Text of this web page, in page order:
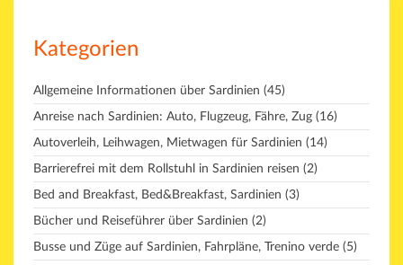
Kategorien
Allgemeine Informationen über Sardinien (45)
Anreise nach Sardinien: Auto, Flugzeug, Fähre, Zug (16)
Autoverleih, Leihwagen, Mietwagen für Sardinien (14)
Barrierefrei mit dem Rollstuhl in Sardinien reisen (2)
Bed and Breakfast, Bed&Breakfast, Sardinien (3)
Bücher und Reiseführer über Sardinien (2)
Busse und Züge auf Sardinien, Fahrpläne, Trenino verde (5)